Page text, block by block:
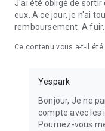
J'ai été obligé de sortir
eux. A ce jour, je n'ai
remboursement. A fuir.
Ce contenu vous a-t-il été
Yespark
Bonjour, Je ne
compte avec les
Pourriez-vous